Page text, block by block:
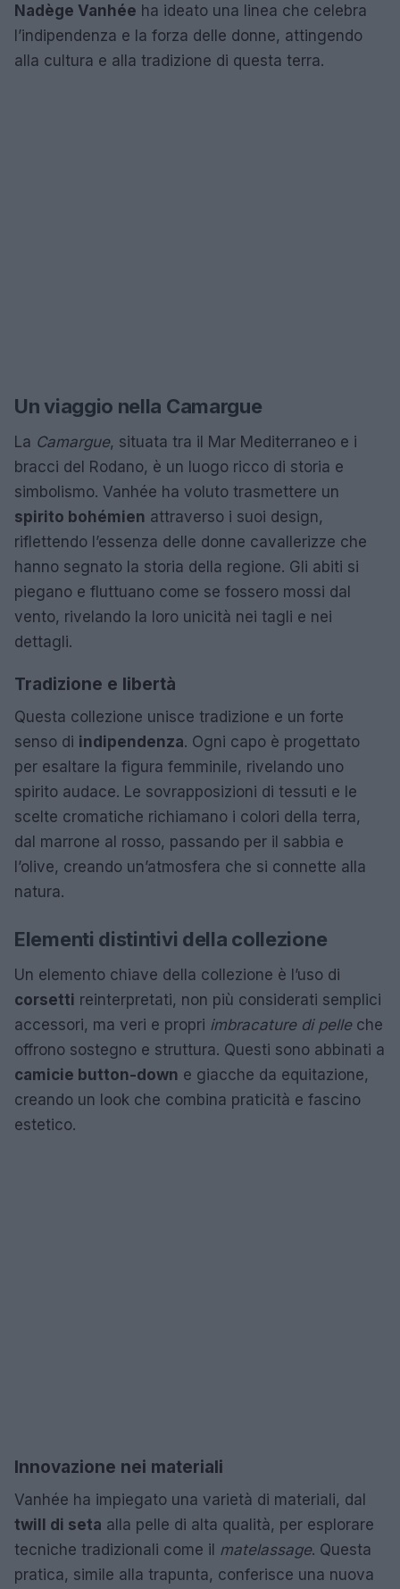
Nadège Vanhée ha ideato una linea che celebra
l’indipendenza e la forza delle donne, attingendo
alla cultura e alla tradizione di questa terra.
Un viaggio nella Camargue
La Camargue, situata tra il Mar Mediterraneo e i
bracci del Rodano, è un luogo ricco di storia e
simbolismo. Vanhée ha voluto trasmettere un
spirito bohémien attraverso i suoi design,
riflettendo l’essenza delle donne cavallerizze che
hanno segnato la storia della regione. Gli abiti si
piegano e fluttuano come se fossero mossi dal
vento, rivelando la loro unicità nei tagli e nei
dettagli.
Tradizione e libertà
Questa collezione unisce tradizione e un forte
senso di indipendenza. Ogni capo è progettato
per esaltare la figura femminile, rivelando uno
spirito audace. Le sovrapposizioni di tessuti e le
scelte cromatiche richiamano i colori della terra,
dal marrone al rosso, passando per il sabbia e
l’olive, creando un’atmosfera che si connette alla
natura.
Elementi distintivi della collezione
Un elemento chiave della collezione è l’uso di
corsetti reinterpretati, non più considerati semplici
accessori, ma veri e propri imbracature di pelleche
offrono sostegno e struttura. Questi sono abbinati a
camicie button-down e giacche da equitazione,
creando un look che combina praticità e fascino
estetico.
Innovazione nei materiali
Vanhée ha impiegato una varietà di materiali, dal
twill di seta alla pelle di alta qualità, per esplorare
tecniche tradizionali come il matelassage. Questa
pratica, simile alla trapunta, conferisce una nuova